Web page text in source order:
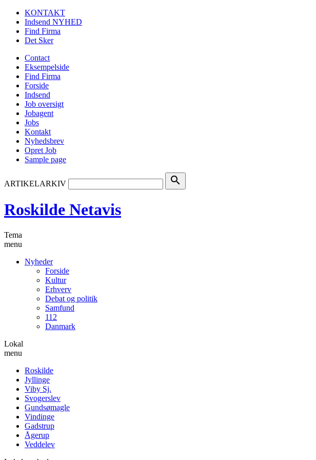
KONTAKT
Indsend NYHED
Find Firma
Det Sker
Contact
Eksempelside
Find Firma
Forside
Indsend
Job oversigt
Jobagent
Jobs
Kontakt
Nyhedsbrev
Opret Job
Sample page
ARTIKELARKIV search
Roskilde Netavis
Tema
menu
Nyheder
Forside
Kultur
Erhverv
Debat og politik
Samfund
112
Danmark
Lokal
menu
Roskilde
Jyllinge
Viby Sj.
Svogerslev
Gundsømagle
Vindinge
Gadstrup
Ågerup
Veddelev